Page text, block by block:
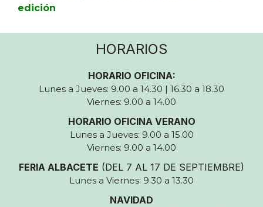
edición
HORARIOS
HORARIO OFICINA:
Lunes a Jueves: 9.00 a 14.30 | 16.30 a 18.30
Viernes: 9.00 a 14.00
HORARIO OFICINA VERANO
Lunes a Jueves: 9.00 a 15.00
Viernes: 9.00 a 14.00
FERIA ALBACETE (DEL 7 AL 17 DE SEPTIEMBRE)
Lunes a Viernes: 9.30 a 13.30
NAVIDAD